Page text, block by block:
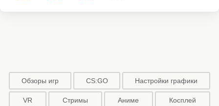
Обзоры игр CS:GO Настройки графики
VR Стримы Аниме Косплей